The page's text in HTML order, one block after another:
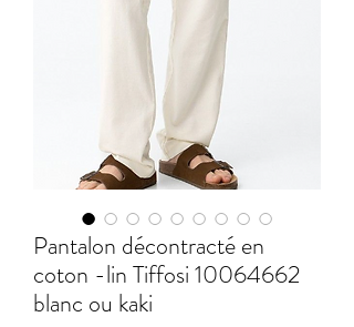
Pantalon décontracté en
coton -lin Tiffosi 10064662
blanc ou kaki